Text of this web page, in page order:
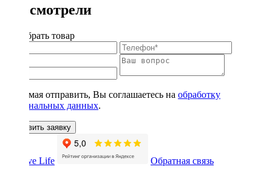
Вы смотрели
Подобрать товар
Нажимая отправить, Вы соглашаетесь на обработку
персональных данных.
Оставить заявку
Обратная связь